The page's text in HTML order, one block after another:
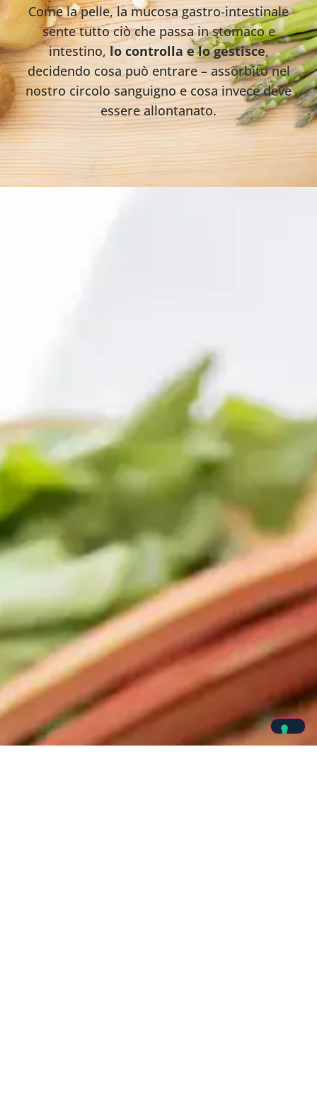
Come la pelle, la mucosa gastro-intestinale
sente tutto ciò che passa in stomaco e
intestino, lo controlla e lo gestisce,
decidendo cosa può entrare – assorbito nel
nostro circolo sanguigno e cosa invece deve
essere allontanato.